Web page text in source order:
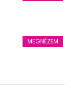
MEGNÉZEM